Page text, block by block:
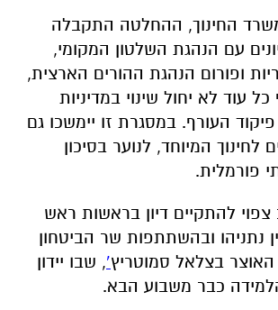
החינוך, ההחלטה התקבלה
עם הנהגת השלטון המקומי,
ופורום הנהגת ההורים הארצית,
עוד לא יחול שינוי במדיניות
העורף. במסגרת זו יימשכו גם
לחינוך המיוחד, לנוער בסיכון
פורמלית.
להתקיים דיון בראשות ראש
נתניהו ובהשתתפות שר הביטחון
בצלאל סמוטריץ’, שבו יידון
כבר משבוע הבא.